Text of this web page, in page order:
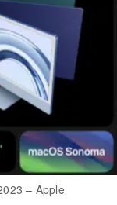
– Apple